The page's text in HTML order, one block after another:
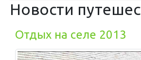
Новости
Отдых на селе 2013